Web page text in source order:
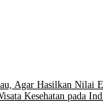
Agar Hasilkan Nilai
Kesehatan pada